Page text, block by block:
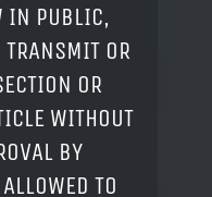
IN PUBLIC,
TRANSMIT OR
OR
WITHOUT
BY
TO